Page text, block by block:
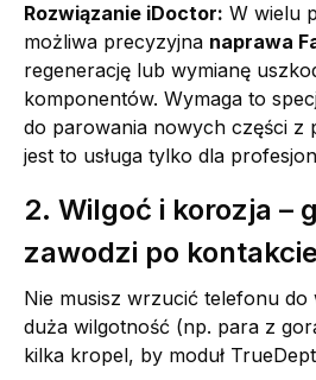
Rozwiązanie iDoctor: W wielu
możliwa precyzyjna naprawa
regenerację lub wymianę
komponentów. Wymaga to
do parowania nowych części z
jest to usługa tylko dla
2. Wilgoć i korozja –
zawodzi po
Nie musisz wrzucić telefonu do
duża wilgotność (np. para z
kilka kropel, by moduł